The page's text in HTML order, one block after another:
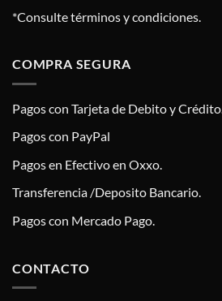
*Consulte términos y condiciones.
COMPRA SEGURA
Pagos con Tarjeta de Debito y Crédito.
Pagos con PayPal
Pagos en Efectivo en Oxxo.
Transferencia /Deposito Bancario.
Pagos con Mercado Pago.
CONTACTO